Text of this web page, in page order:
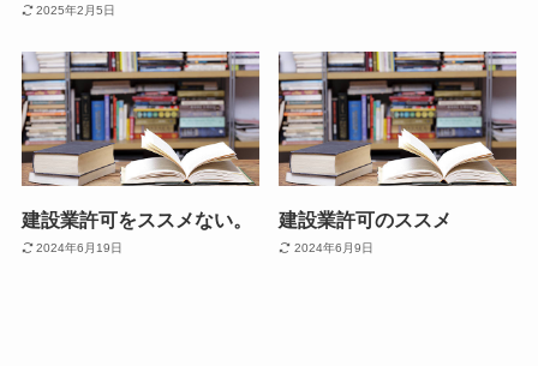
2025年2月5日
建設業許可をススメない。
2024年6月19日
建設業許可のススメ
2024年6月9日